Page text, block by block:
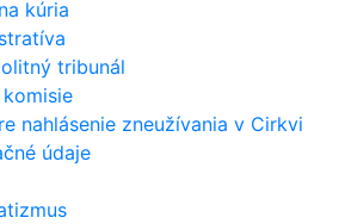
kúria
tribunál
komisie
nahlásenie zneužívania v Cirkvi
údaje